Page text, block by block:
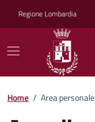
Regione Lombardia
Home / Area personale